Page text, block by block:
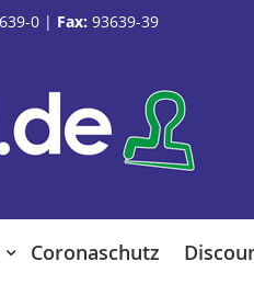
0| Fax: 93639-39
Coronaschutz